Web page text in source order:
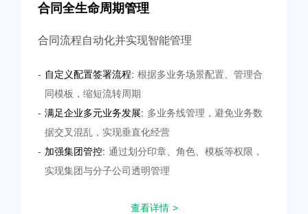
合同全生命周期管理
合同流程自动化并实现智能管理
- 自定义配置签署流程:根据多业务场景配置、管理合
同模板，缩短流转周期
- 满足企业多元业务发展: 多业务线管理，避免业务数
据交叉混乱，实现垂直化经营
- 加强集团管控:通过划分印章、角色、模板等权限，
实现集团与分子公司透明管理
查看详情 >